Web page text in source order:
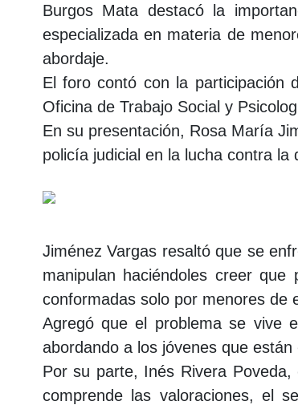
Burgos Mata destacó la
especializada en materia de
abordaje.
El foro contó con la participación
Oficina de Trabajo Social y
En su presentación, Rosa María
policía judicial en la lucha contra
Jiménez Vargas resaltó que se
manipulan haciéndoles creer
conformadas solo por menores de
Agregó que el problema se vive
abordando a los jóvenes que
Por su parte, Inés Rivera
comprende las valoraciones, el